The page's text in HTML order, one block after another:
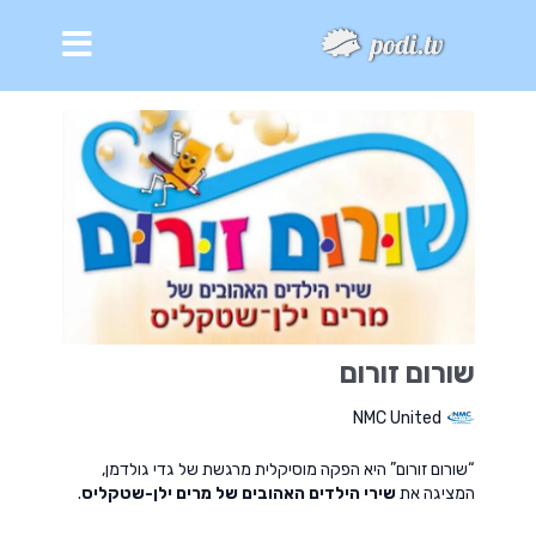
שורום זורום
NMC United
“שורום זורום” היא הפקה מוסיקלית מרגשת של גדי גולדמן,
המציגה את שירי הילדים האהובים של מרים ילן-שטקליס.